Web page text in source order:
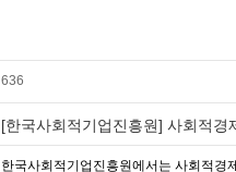
636
[한국사회적기업진흥원] 사회적경
한국사회적기업진흥원에서는 사회적경